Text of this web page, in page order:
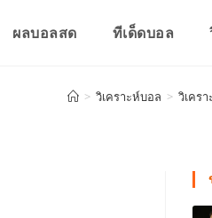
ผลบอลสด ทีเด็ดบอล
> วิเคราะห์บอล > วิเคร